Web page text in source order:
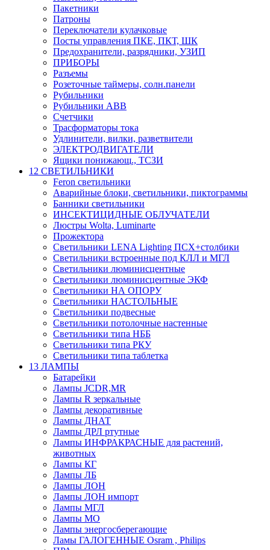
Пакетники
Патроны
Переключатели кулачковые
Посты управления ПКЕ, ПКТ, ШК
Предохранители, разрядники, УЗИП
ПРИБОРЫ
Разъемы
Розеточные таймеры, солн.панели
Рубильники
Рубильники ABB
Счетчики
Трасформаторы тока
Удлинители, вилки, разветвители
ЭЛЕКТРОДВИГАТЕЛИ
Ящики понижающ., ТСЗИ
12 СВЕТИЛЬНИКИ
Feron светильники
Аварийные блоки, светильники, пиктограммы
Банники светильники
ИНСЕКТИЦИДНЫЕ ОБЛУЧАТЕЛИ
Люстры Wolta, Luminarte
Прожектора
Светильники LENA Lighting ПСХ+столбики
Светильники встроенные под КЛЛ и МГЛ
Светильники люминисцентные
Светильники люминисцентные ЭКФ
Светильники НА ОПОРУ
Светильники НАСТОЛЬНЫЕ
Светильники подвесные
Светильники потолочные настенные
Светильники типа НББ
Светильники типа РКУ
Светильники типа таблетка
13 ЛАМПЫ
Батарейки
Лампы JCDR,MR
Лампы R зеркальные
Лампы декоративные
Лампы ДНАТ
Лампы ДРЛ ртутные
Лампы ИНФРАКРАСНЫЕ для растений,
животных
Лампы КГ
Лампы ЛБ
Лампы ЛОН
Лампы ЛОН импорт
Лампы МГЛ
Лампы МО
Лампы энергосберегающие
Ламы ГАЛОГЕННЫЕ Osram , Philips